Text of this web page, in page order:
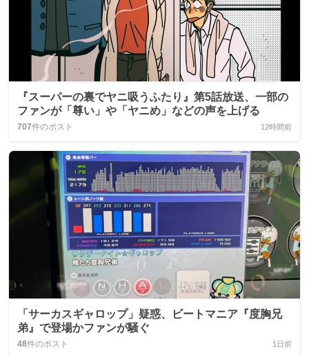
『スーパーの裏でヤニ吸うふたり』第5話放送、一部の
ファンが「尊い」や「ヤニめ」などの声を上げる
707件のポスト 12時間前
「サーカスギャロップ」疑惑、ビートマニア『度胸兄
弟』で登場かファンが騒ぐ
48件のポスト 1日前